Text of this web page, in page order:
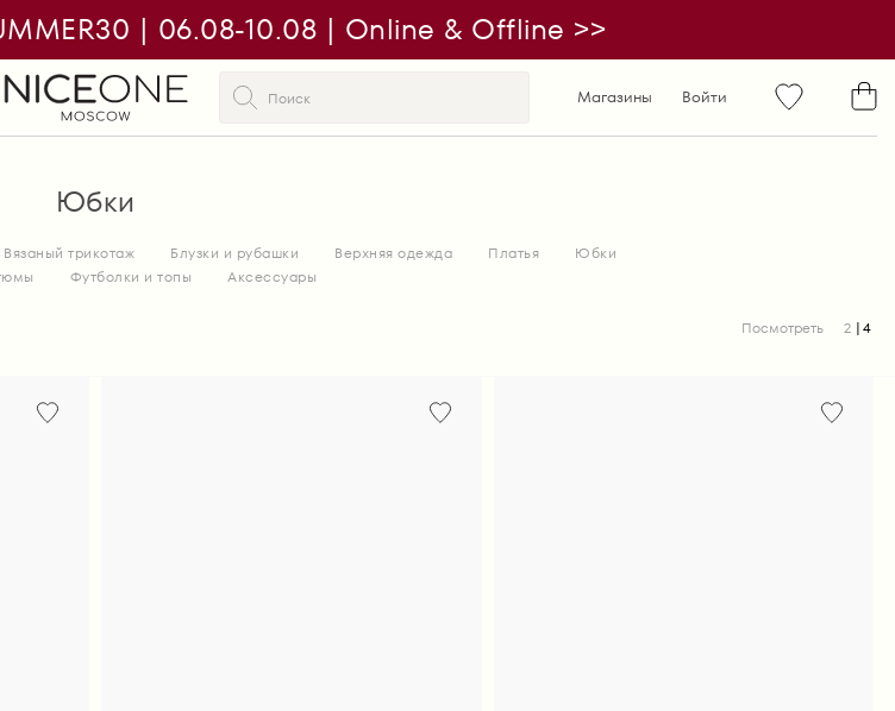
| 06.08-10.08 | Online & Offline >>
Магазины Войти
Юбки
Вязаный трикотаж Блузки и рубашки Верхняя одежда Платья
Юбки
Футболки и топы Аксессуары
Посмотреть 2 4